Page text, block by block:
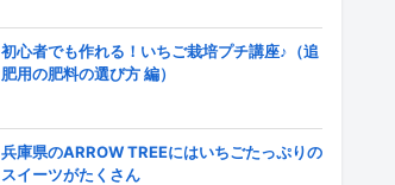
初心者でも作れる！いちご栽培プチ講座♪（追
肥用の肥料の選び方 編）
兵庫県のARROW TREEにはいちごたっぷりの
スイーツがたくさん